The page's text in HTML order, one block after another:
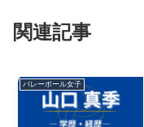
関連記事
バレーボール女子